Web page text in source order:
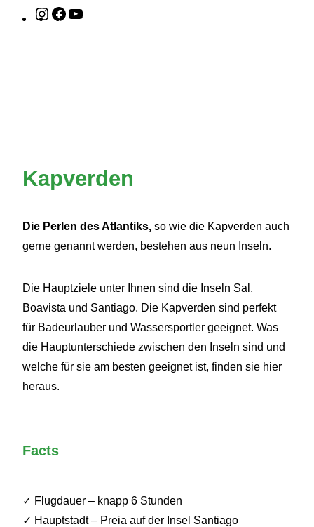
Instagram
Facebook
Kapverden
Die Perlen des Atlantiks, so wie die Kapverden auch
gerne genannt werden, bestehen aus neun Inseln.
Die Hauptziele unter Ihnen sind die Inseln Sal,
Boavista und Santiago. Die Kapverden sind perfekt
für Badeurlauber und Wassersportler geeignet. Was
die Hauptunterschiede zwischen den Inseln sind und
welche für sie am besten geeignet ist, finden sie hier
heraus.
Facts
✓ Flugdauer – knapp 6 Stunden
✓ Hauptstadt – Preia auf der Insel Santiago